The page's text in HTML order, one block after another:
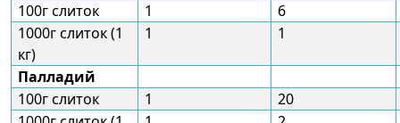
100г слиток
1
6
1000г слиток (1
кг)
1 1
Палладий
100г слиток
1
20